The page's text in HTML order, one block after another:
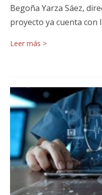
Begoña Yarza Sáez,
proyecto ya cuenta con
Leer más >